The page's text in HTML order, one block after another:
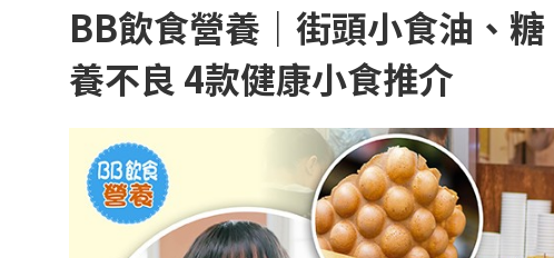
BB飲食營養｜街頭小食油、
養不良 4款健康小食推介